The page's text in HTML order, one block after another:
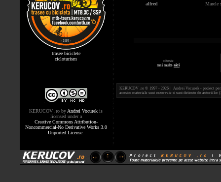
trasee biciclete
cicloturism
KERUCOV .ro by Andrei Vocurek is
licensed under a
Creative Commons Attribution-
Noncommercial-No Derivative Works 3.0
Unported License
alfred Marele
citeste
mai multe aici
KERUCOV .ro © 1997 - 2026 || Andrei Vocurek - proiect
acestor materiale sunt rezervate si sunt detinute de autorii